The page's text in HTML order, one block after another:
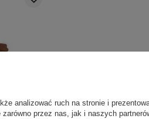
analizować ruch na stronie i
przez nas, jak i naszych